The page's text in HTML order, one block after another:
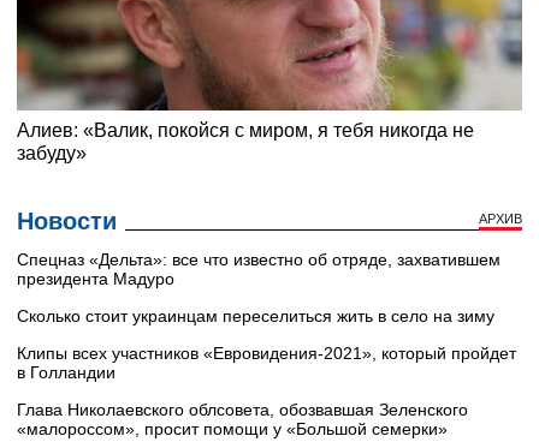
Новости АРХИВ
Cпецназ «Дельта»: все что известно об отряде, захватившем
президента Мадуро
Сколько стоит украинцам переселиться жить в село на зиму
Клипы всех участников «Евровидения-2021», который пройдет
в Голландии
Глава Николаевского облсовета, обозвавшая Зеленского
«малороссом», просит помощи у «Большой семерки»